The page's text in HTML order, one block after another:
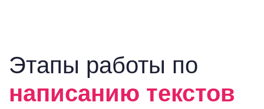
Этапы работы по
написанию текстов